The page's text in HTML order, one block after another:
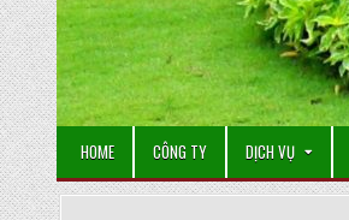
HOME CÔNG TY DỊCH VỤ